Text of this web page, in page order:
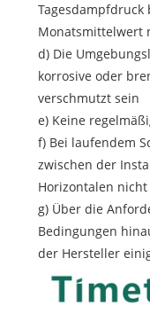
Tagesdampfdruck
Monatsmittelwert
d) Die
korrosive oder
verschmutzt sein
e) Keine
f) Bei laufendem
zwischen der
Horizontalen
g) Über die
Bedingungen
der Hersteller